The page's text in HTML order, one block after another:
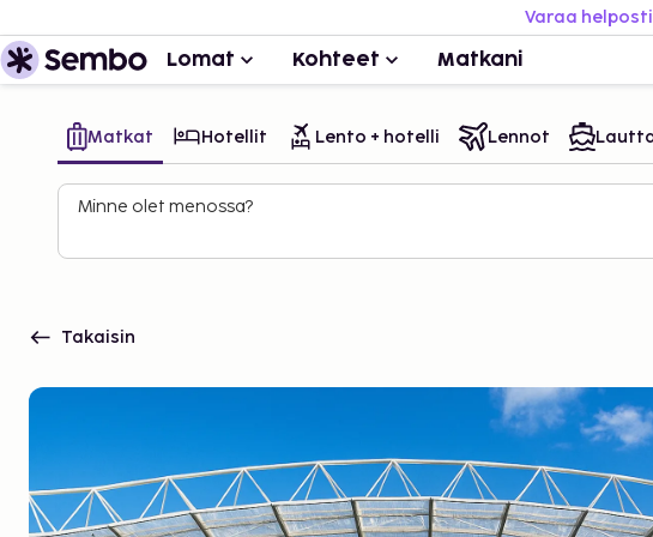
Varaa
Lomat Kohteet Matkani
Matkat Hotellit Lento + hotelli Lennot
Minne olet menossa?
Takaisin